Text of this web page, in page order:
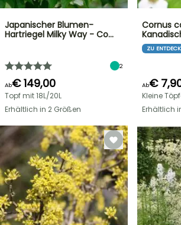
Japanischer Blumen-
Hartriegel Milky Way - Co…
2
Ab€ 149,00
Topf mit 18L/20L
Erhältlich in 2 Größen
Cornus
ZU
Ab€
Kleine
Erhältlich